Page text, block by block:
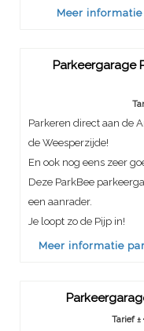
Meer
Parkeergarage
Parkeren direct aan de
de Weesperzijde!
En ook nog eens zeer
Deze ParkBee
een aanrader.
Je loopt zo de Pijp in!
Meer informatie
Tarief